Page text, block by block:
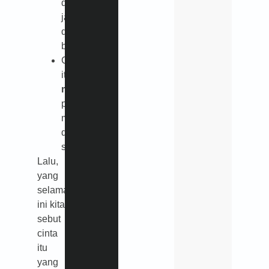
dalam
jatuh
dan
bangun.
Cinta
itu
mujāhadah
perjuangan
melawan
diri
sendiri.
Lalu,
yang
selama
ini kita
sebut
cinta
itu
yang